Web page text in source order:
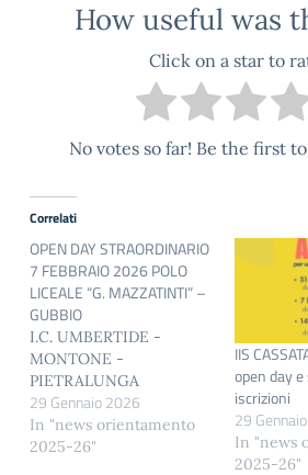
How useful was
Click on a star to
No votes so far! Be the first
Correlati
OPEN DAY STRAORDINARIO
7 FEBBRAIO 2026 POLO
LICEALE “G. MAZZATINTI” –
GUBBIO
I.C. UMBERTIDE -
MONTONE -
PIETRALUNGA
29 Gennaio 2026
In "news orientamento
2025-26"
IIS
open day
iscrizioni
29
In "news
2025-26"